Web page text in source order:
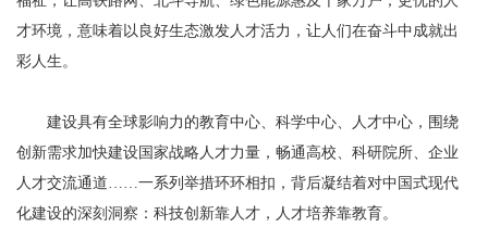
才环境，意味着以良好生态激发人才活力，让人们在奋斗中成就出
彩人生。
建设具有全球影响力的教育中心、科学中心、人才中心，围绕
创新需求加快建设国家战略人才力量，畅通高校、科研院所、企业
人才交流通道……一系列举措环环相扣，背后凝结着对中国式现代
化建设的深刻洞察：科技创新靠人才，人才培养靠教育。